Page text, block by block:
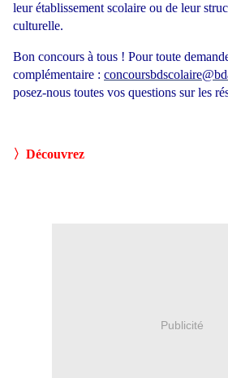
leur établissement scolaire ou de leur
culturelle.
Bon concours à tous ! Pour toute
complémentaire :
posez-nous toutes vos questions sur les
〉Découvrez
Publicité